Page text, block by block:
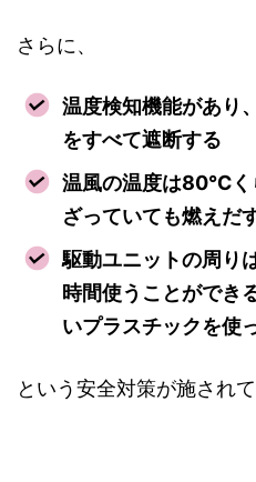
さらに、
温度検知機能があり
をすべて遮断する
温風の温度は80℃く
ざっていても燃えだ
駆動ユニットの周
時間使うことができ
いプラスチックを使
という安全対策が施されて